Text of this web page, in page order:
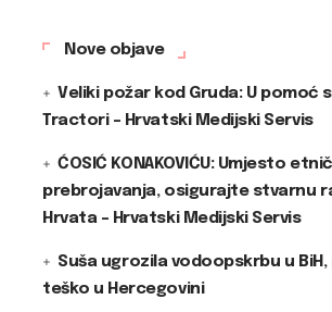
Nove objave
Veliki požar kod Gruda: U pomoć
Tractori – Hrvatski Medijski Servis
ĆOSIĆ KONAKOVIĆU: Umjesto
prebrojavanja, osigurajte stvarnu
Hrvata – Hrvatski Medijski Servis
Suša ugrozila vodoopskrbu u
teško u Hercegovini